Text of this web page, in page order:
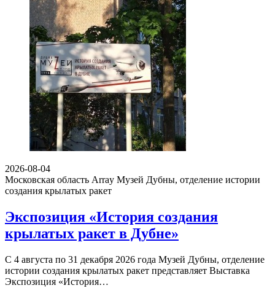
2026-08-04
Московская область Array Музей Дубны, отделение истории
создания крылатых ракет
Экспозиция «История создания
крылатых ракет в Дубне»
С 4 августа по 31 декабря 2026 года Музей Дубны, отделение
истории создания крылатых ракет представляет Выставка
Экспозиция «История…